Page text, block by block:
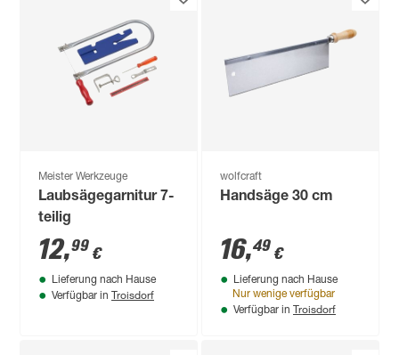
Meister Werkzeuge
Laubsägegarnitur 7-
teilig
12,99 €
Lieferung nach Hause
Verfügbar in Troisdorf
wolfcraft
Handsäge 30 cm
16,49 €
Lieferung nach Hause
Nur wenige verfügbar
Verfügbar in Troisdorf